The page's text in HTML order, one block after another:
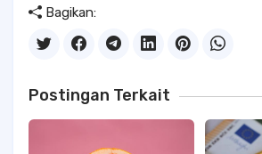
Bagikan:
Postingan Terkait